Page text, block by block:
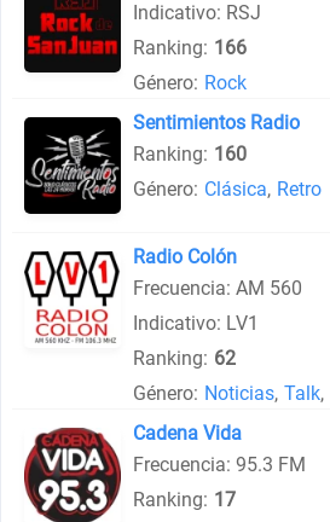
Indicativo: RSJ
Ranking: 166
Género: Rock
Sentimientos Radio
Ranking: 160
Género: Clásica, Retro
Radio Colón
Frecuencia: AM 560
Indicativo: LV1
Ranking: 62
Género: Noticias, Talk,
Cadena Vida
Frecuencia: 95.3 FM
Ranking: 17